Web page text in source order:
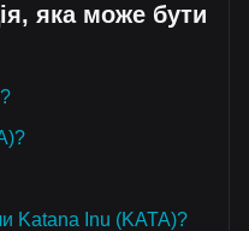
яка може бути
Katana Inu (KATA)?